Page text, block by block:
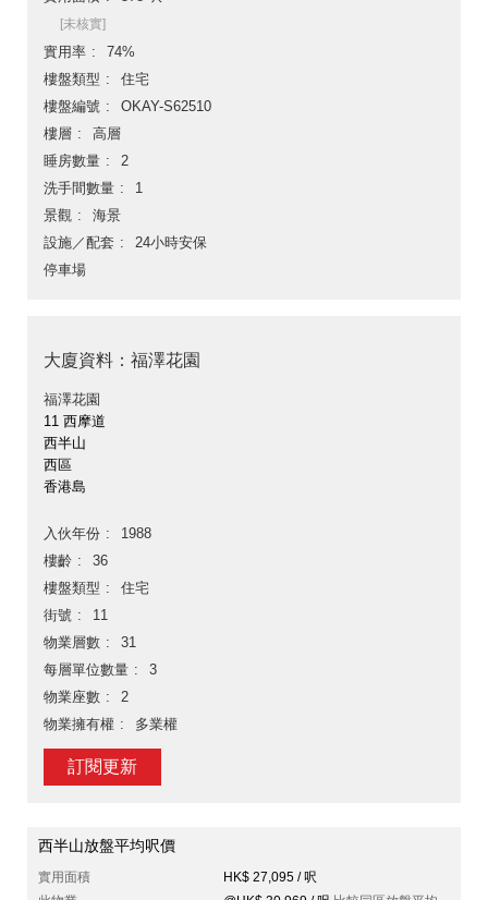
[未核實]
實用率
74%
樓盤類型
住宅
樓盤編號
OKAY-S62510
樓層
高層
睡房數量
2
洗手間數量
1
景觀
海景
設施／配套
24小時安保
停車場
大廈資料：福澤花園
福澤花園
11 西摩道
西半山
西區
香港島
入伙年份
1988
樓齡
36
樓盤類型
住宅
街號
11
物業層數
31
每層單位數量
3
物業座數
2
物業擁有權
多業權
訂閱更新
西半山放盤平均呎價
實用面積
HK$ 27,095 / 呎